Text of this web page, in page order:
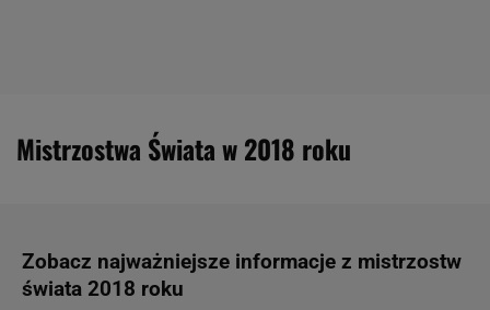
Mistrzostwa Świata w 2018 roku
Zobacz najważniejsze informacje z mistrzostw
świata 2018 roku